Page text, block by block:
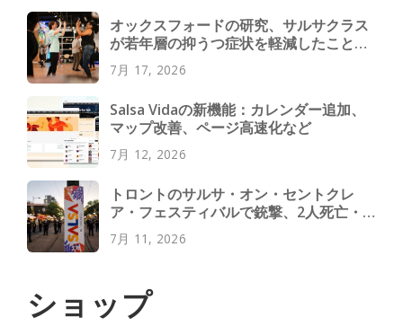
オックスフォードの研究、サルサクラス
が若年層の抑うつ症状を軽減したことを
発見
7月 17, 2026
Salsa Vidaの新機能：カレンダー追加、
マップ改善、ページ高速化など
7月 12, 2026
トロントのサルサ・オン・セントクレ
ア・フェスティバルで銃撃、2人死亡・4
人負傷
7月 11, 2026
ショップ